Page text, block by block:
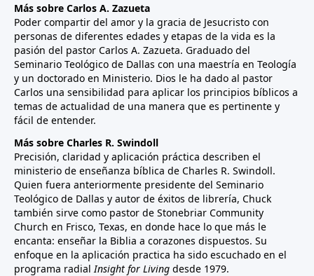
Más sobre Carlos A. Zazueta
Poder compartir del amor y la gracia de Jesucristo con
personas de diferentes edades y etapas de la vida es la
pasión del pastor Carlos A. Zazueta. Graduado del
Seminario Teológico de Dallas con una maestría en Teología
y un doctorado en Ministerio. Dios le ha dado al pastor
Carlos una sensibilidad para aplicar los principios bíblicos a
temas de actualidad de una manera que es pertinente y
fácil de entender.
Más sobre Charles R. Swindoll
Precisión, claridad y aplicación práctica describen el
ministerio de enseñanza bíblica de Charles R. Swindoll.
Quien fuera anteriormente presidente del Seminario
Teológico de Dallas y autor de éxitos de librería, Chuck
también sirve como pastor de Stonebriar Community
Church en Frisco, Texas, en donde hace lo que más le
encanta: enseñar la Biblia a corazones dispuestos. Su
enfoque en la aplicación practica ha sido escuchado en el
programa radial Insight for Living desde 1979.